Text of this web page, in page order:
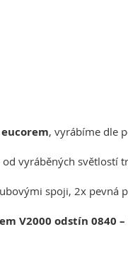
, vyrábíme dle
vyráběných světlostí
spoji, 2x pevná
V2000 odstín 0840